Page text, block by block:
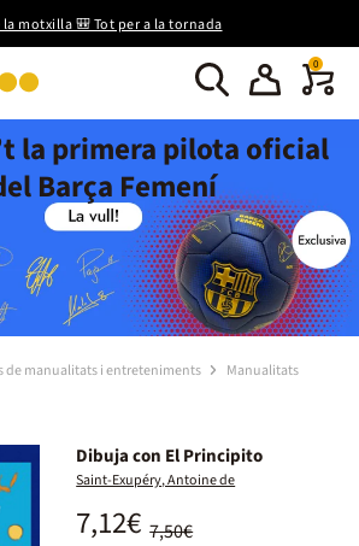
la motxilla 🎒 Tot per a la tornada
0
la primera pilota oficial
Barça Femení
de manualitats i entreteniments Manualitats
Dibuja con El Principito
Saint-Exupéry, Antoine de
7,50€
7,12€